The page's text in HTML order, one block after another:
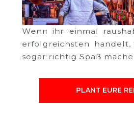
Wenn ihr einmal
erfolgreichsten
sogar richtig Spaß
PLANT EURE